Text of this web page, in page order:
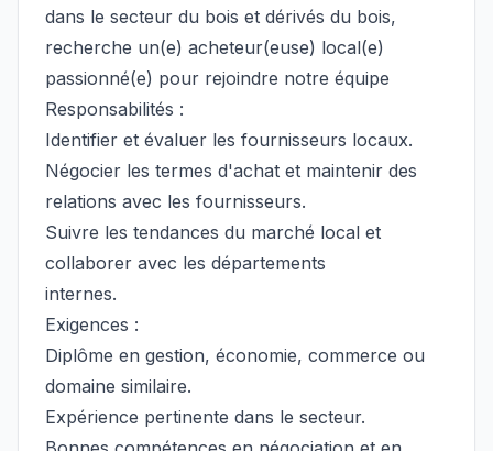
dans le secteur du bois et dérivés du bois,
recherche un(e) acheteur(euse) local(e)
passionné(e) pour rejoindre notre équipe
Responsabilités :
Identifier et évaluer les fournisseurs locaux.
Négocier les termes d'achat et maintenir des
relations avec les fournisseurs.
Suivre les tendances du marché local et
collaborer avec les départements
internes.
Exigences :
Diplôme en gestion, économie, commerce ou
domaine similaire.
Expérience pertinente dans le secteur.